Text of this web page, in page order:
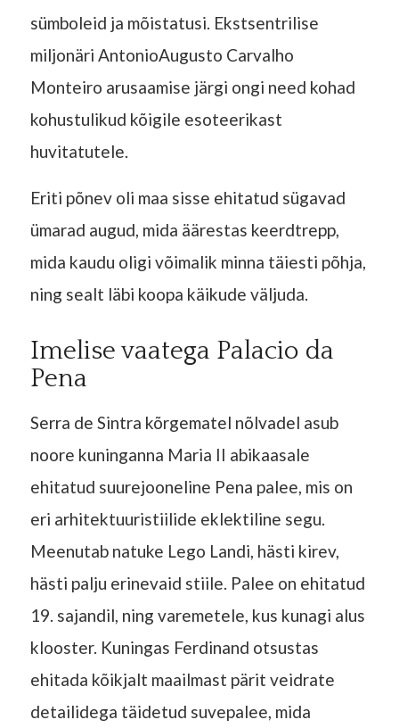
sümboleid ja mõistatusi. Ekstsentrilise
miljonäri AntonioAugusto Carvalho
Monteiro arusaamise järgi ongi need kohad
kohustulikud kõigile esoteerikast
huvitatutele.
Eriti põnev oli maa sisse ehitatud sügavad
ümarad augud, mida äärestas keerdtrepp,
mida kaudu oligi võimalik minna täiesti põhja,
ning sealt läbi koopa käikude väljuda.
Imelise vaatega Palacio da
Pena
Serra de Sintra kõrgematel nõlvadel asub
noore kuninganna Maria II abikaasale
ehitatud suurejooneline Pena palee, mis on
eri arhitektuuristiilide eklektiline segu.
Meenutab natuke Lego Landi, hästi kirev,
hästi palju erinevaid stiile. Palee on ehitatud
19. sajandil, ning varemetele, kus kunagi alus
klooster. Kuningas Ferdinand otsustas
ehitada kõikjalt maailmast pärit veidrate
detailidega täidetud suvepalee, mida